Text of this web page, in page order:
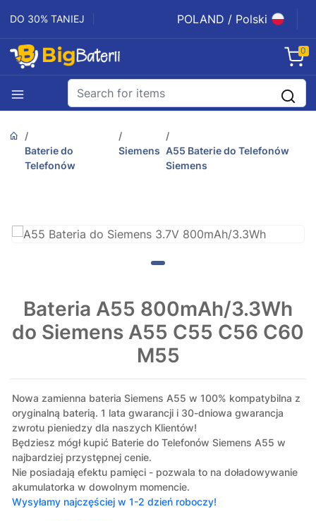
DO 30% TANIEJ POLAND / Polski
0
Baterie do
Telefonów
Siemens A55 Baterie do Telefonów
Siemens
Bateria A55 800mAh/3.3Wh
do Siemens A55 C55 C56 C60
M55
Nowa zamienna bateria Siemens A55 w 100% kompatybilna z
oryginalną baterią. 1 lata gwarancji i 30-dniowa gwarancja
zwrotu pieniedzy dla naszych Klientów!
Będziesz mógł kupić Baterie do Telefonów Siemens A55 w
najbardziej przystępnej cenie.
Nie posiadają efektu pamięci - pozwala to na doładowywanie
akumulatorka w dowolnym momencie.
Wysyłamy najczęściej w 1-2 dzień roboczy!